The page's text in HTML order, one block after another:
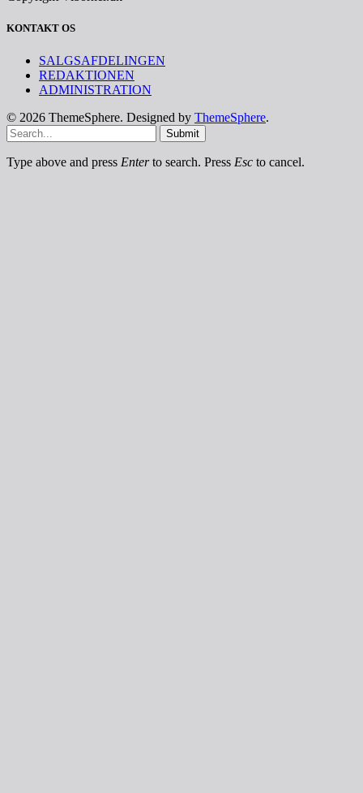
KONTAKT OS
SALGSAFDELINGEN
REDAKTIONEN
ADMINISTRATION
© 2026 ThemeSphere. Designed by ThemeSphere.
Submit
Type above and press Enterto search. Press Esc to cancel.